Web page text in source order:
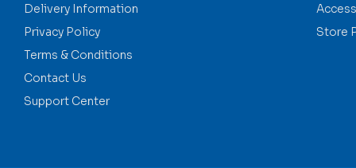
Delivery Information
Privacy Policy
Terms & Conditions
Contact Us
Support Center
Store